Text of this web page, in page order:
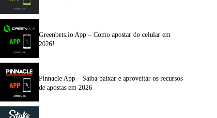
Greenbets.io App – Como apostar do celular em
2026!
Pinnacle App – Saiba baixar e aproveitar os recursos
de apostas em 2026